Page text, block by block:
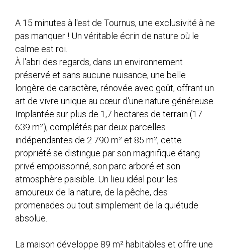
A 15 minutes à l'est de Tournus, une exclusivité à ne
pas manquer ! Un véritable écrin de nature où le
calme est roi.
À l'abri des regards, dans un environnement
préservé et sans aucune nuisance, une belle
longère de caractère, rénovée avec goût, offrant un
art de vivre unique au cœur d'une nature généreuse.
Implantée sur plus de 1,7 hectares de terrain (17
639 m²), complétés par deux parcelles
indépendantes de 2 790 m² et 85 m², cette
propriété se distingue par son magnifique étang
privé empoissonné, son parc arboré et son
atmosphère paisible. Un lieu idéal pour les
amoureux de la nature, de la pêche, des
promenades ou tout simplement de la quiétude
absolue.
La maison développe 89 m² habitables et offre une